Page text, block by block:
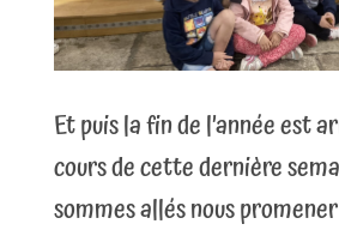
Et puis la fin de l’année est
cours de cette dernière
sommes allés nous